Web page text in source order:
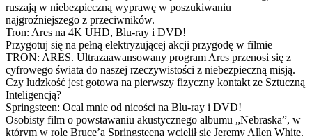
ruszają w niebezpieczną wyprawę w poszukiwaniu
najgroźniejszego z przeciwników.
Tron: Ares na 4K UHD, Blu-ray i DVD!
Przygotuj się na pełną elektryzującej akcji przygodę w filmie
TRON: ARES. Ultrazaawansowany program Ares przenosi się z
cyfrowego świata do naszej rzeczywistości z niebezpieczną misją.
Czy ludzkość jest gotowa na pierwszy fizyczny kontakt ze Sztuczną
Inteligencją?
Springsteen: Ocal mnie od nicości na Blu-ray i DVD!
Osobisty film o powstawaniu akustycznego albumu „Nebraska”, w
którym w rolę Bruce’a Springsteena wcielił się Jeremy Allen White.